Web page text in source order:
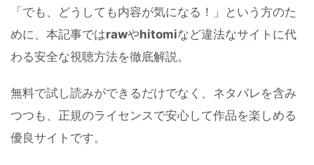
「でも、どうしても内容が気になる！」という方のた
めに、本記事ではrawやhitomiなど違法なサイトに代
わる安全な視聴方法を徹底解説。
無料で試し読みができるだけでなく、ネタバレを含み
つつも、正規のライセンスで安心して作品を楽しめる
優良サイトです。